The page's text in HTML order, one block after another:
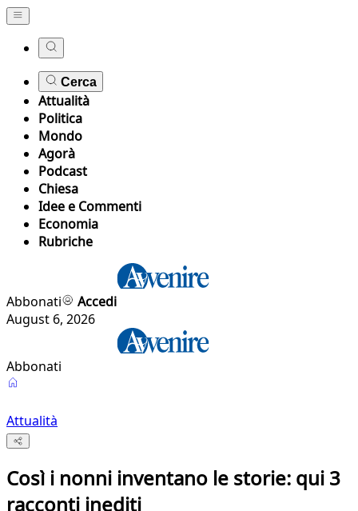
Cerca
Attualità
Politica
Mondo
Agorà
Podcast
Chiesa
Idee e Commenti
Economia
Rubriche
Abbonati
Accedi
August 6, 2026
Abbonati
Attualità
Così i nonni inventano le storie: qui 3
racconti inediti